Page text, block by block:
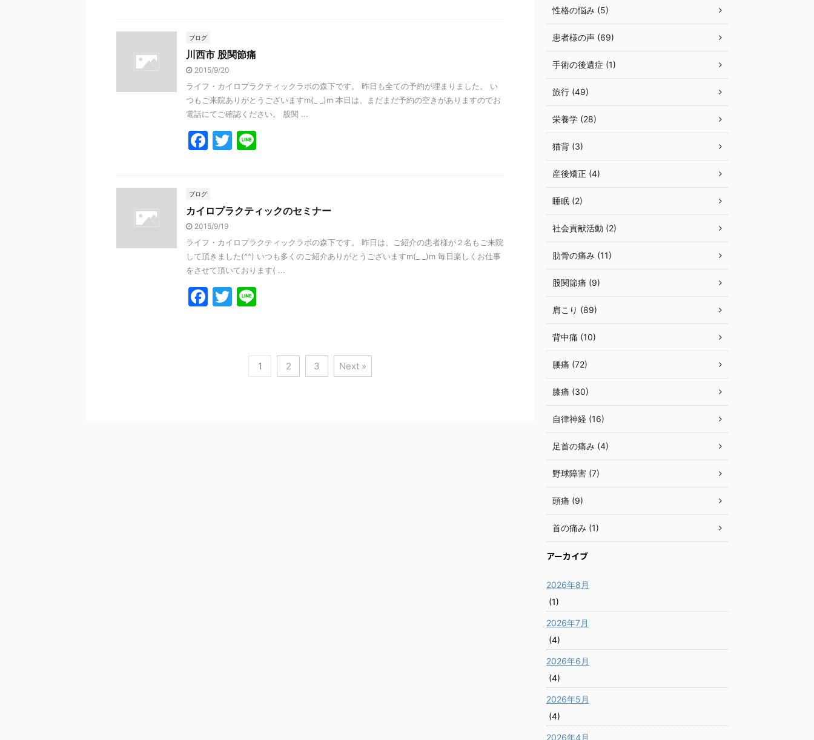
b
o
o
k
ブログ
川西市 股関節痛
2015/9/20
ライフ・カイロプラクティックラボの森下です。 昨日も全ての予約が埋まりました。 い
つもご来院ありがとうございますm(_ _)m 本日は、まだまだ予約の空きがありますのでお
電話にてご確認ください。 股関 ...
F
b
o
o
k
T
ブログ
カイロプラクティックのセミナー
2015/9/19
ライフ・カイロプラクティックラボの森下です。 昨日は、ご紹介の患者様が２名もご来院
して頂きました(^^) いつも多くのご紹介ありがとうございますm(_ _)m 毎日楽しくお仕事
をさせて頂いております( ...
F
T
er
1 2 3 Next »
性格の悩み (5)
患者様の声 (69)
手術の後遺症 (1)
旅行 (49)
栄養学 (28)
猫背 (3)
産後矯正 (4)
睡眠 (2)
社会貢献活動 (2)
肋骨の痛み (11)
股関節痛 (9)
肩こり (89)
背中痛 (10)
腰痛 (72)
膝痛 (30)
自律神経 (16)
足首の痛み (4)
野球障害 (7)
頭痛 (9)
首の痛み (1)
アーカイブ
2026年8月
(1)
2026年7月
(4)
2026年6月
(4)
2026年5月
(4)
2026年4月